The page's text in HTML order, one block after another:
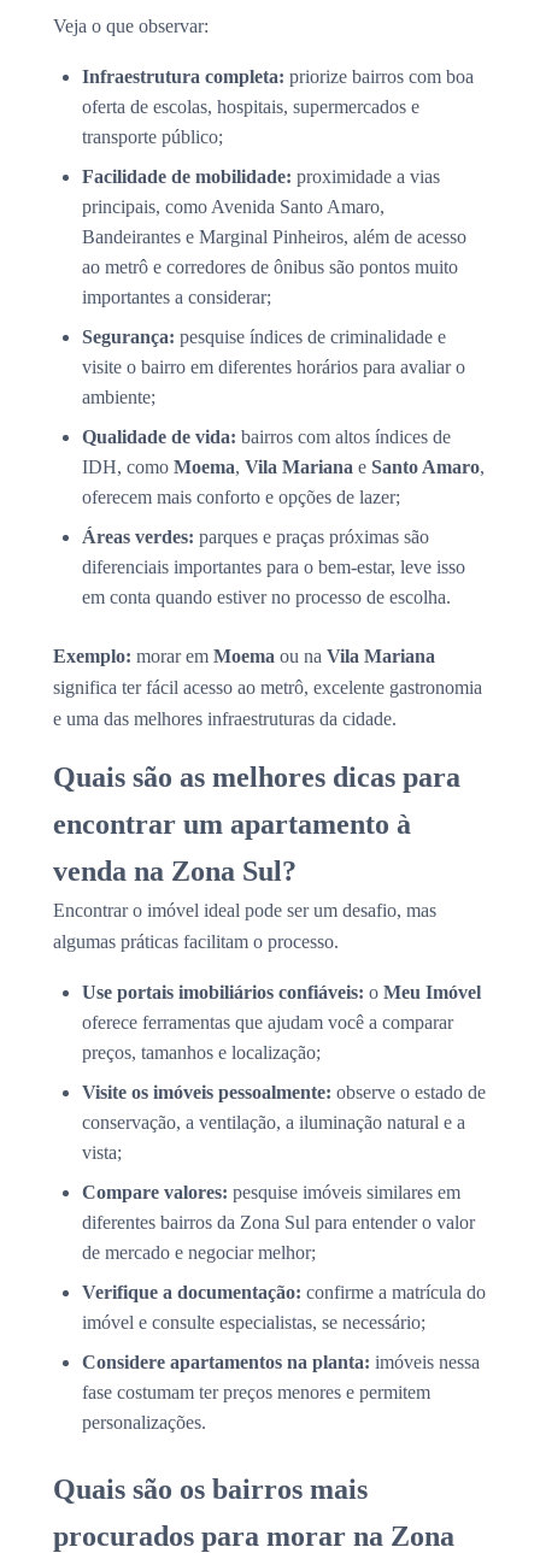
Veja o que observar:
Infraestrutura completa: priorize bairros com boa
oferta de escolas, hospitais, supermercados e
transporte público;
Facilidade de mobilidade: proximidade a vias
principais, como Avenida Santo Amaro,
Bandeirantes e Marginal Pinheiros, além de acesso
ao metrô e corredores de ônibus são pontos muito
importantes a considerar;
Segurança: pesquise índices de criminalidade e
visite o bairro em diferentes horários para avaliar o
ambiente;
Qualidade de vida: bairros com altos índices de
IDH, como Moema, Vila Mariana e Santo Amaro,
oferecem mais conforto e opções de lazer;
Áreas verdes: parques e praças próximas são
diferenciais importantes para o bem-estar, leve isso
em conta quando estiver no processo de escolha.
Exemplo: morar em Moema ou na Vila Mariana
significa ter fácil acesso ao metrô, excelente gastronomia
e uma das melhores infraestruturas da cidade.
Quais são as melhores dicas para
encontrar um apartamento à
venda na Zona Sul?
Encontrar o imóvel ideal pode ser um desafio, mas
algumas práticas facilitam o processo.
Use portais imobiliários confiáveis: o Meu Imóvel
oferece ferramentas que ajudam você a comparar
preços, tamanhos e localização;
Visite os imóveis pessoalmente: observe o estado de
conservação, a ventilação, a iluminação natural e a
vista;
Compare valores: pesquise imóveis similares em
diferentes bairros da Zona Sul para entender o valor
de mercado e negociar melhor;
Verifique a documentação: confirme a matrícula do
imóvel e consulte especialistas, se necessário;
Considere apartamentos na planta: imóveis nessa
fase costumam ter preços menores e permitem
personalizações.
Quais são os bairros mais
procurados para morar na Zona